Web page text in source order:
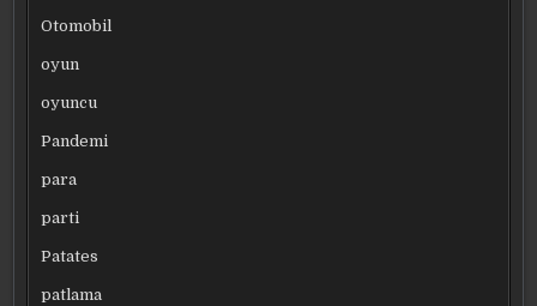
Otomobil
oyun
oyuncu
Pandemi
para
parti
Patates
patlama